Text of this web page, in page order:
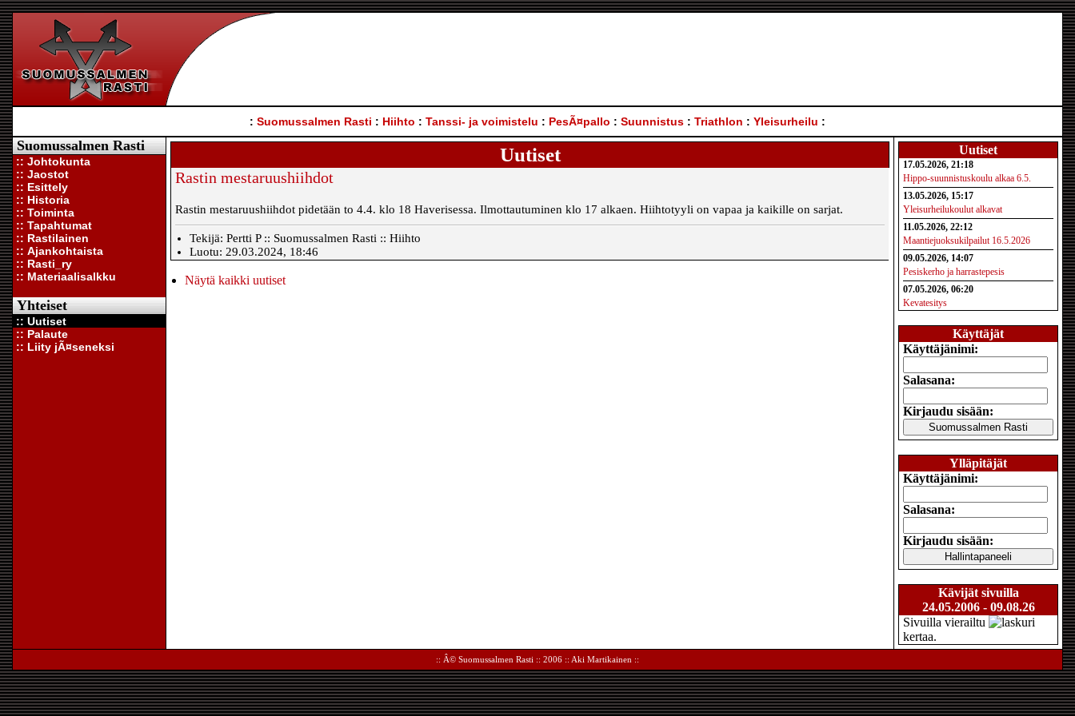
: Suomussalmen Rasti : Hiihto : Tanssi- ja voimistelu : PesÃ¤pallo : Suunnistus : Triathlon : Yleisurheilu :
Suomussalmen Rasti
:: Johtokunta
:: Jaostot
:: Esittely
:: Historia
:: Toiminta
:: Tapahtumat
:: Rastilainen
:: Ajankohtaista
:: Rasti_ry
:: Materiaalisalkku
Yhteiset
:: Uutiset
:: Palaute
:: Liity jÃ¤seneksi
Uutiset
Rastin mestaruushiihdot
Rastin mestaruushiihdot pidetään to 4.4. klo 18 Haverisessa. Ilmottautuminen klo 17 alkaen. Hiihtotyyli on vapaa ja kaikille on sarjat.
Tekijä: Pertti P :: Suomussalmen Rasti :: Hiihto
Luotu: 29.03.2024, 18:46
Näytä kaikki uutiset
Uutiset
17.05.2026, 21:18
Hippo-suunnistuskoulu alkaa 6.5.
13.05.2026, 15:17
Yleisurheilukoulut alkavat
11.05.2026, 22:12
Maantiejuoksukilpailut 16.5.2026
09.05.2026, 14:07
Pesiskerho ja harrastepesis
07.05.2026, 06:20
Kevatesitys
Käyttäjät
Käyttäjänimi:
Salasana:
Kirjaudu sisään:
Ylläpitäjät
Käyttäjänimi:
Salasana:
Kirjaudu sisään:
Kävijät sivuilla
24.05.2006 - 09.08.26
Sivuilla vierailtu
kertaa.
:: Â© Suomussalmen Rasti :: 2006 :: Aki Martikainen ::